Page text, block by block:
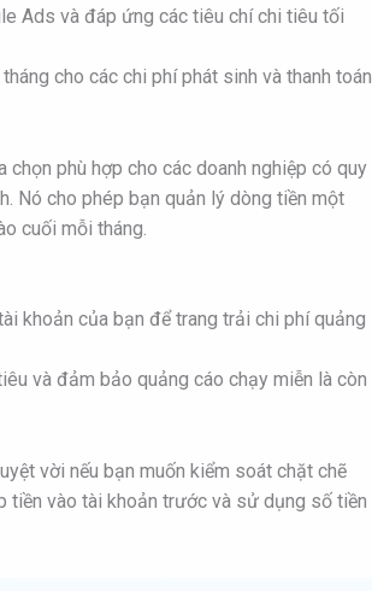
Ads và đáp ứng các tiêu chí chi tiêu tối
cho các chi phí phát sinh và thanh toán
phù hợp cho các doanh nghiệp có quy
Nó cho phép bạn quản lý dòng tiền một
cuối mỗi tháng.
khoản của bạn để trang trải chi phí quảng
và đảm bảo quảng cáo chạy miễn là còn
vời nếu bạn muốn kiểm soát chặt chẽ
tiền vào tài khoản trước và sử dụng số tiền